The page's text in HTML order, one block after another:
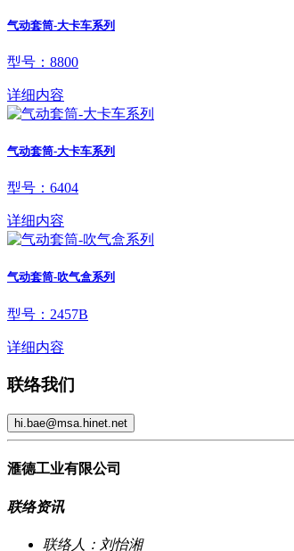
气动套筒-大卡车系列
型号：8800
详细内容
气动套筒-大卡车系列
型号：6404
详细内容
气动套筒-吹气盒系列
型号：2457B
详细内容
联络我们
hi.bae@msa.hinet.net
滙德工业有限公司
联络资讯
联络人：刘怡湘